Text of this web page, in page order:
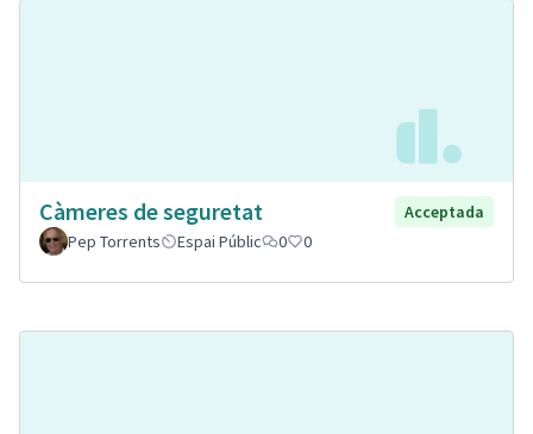
Càmeres de seguretat
Acceptada
Pep Torrents
Espai Públic 0 0